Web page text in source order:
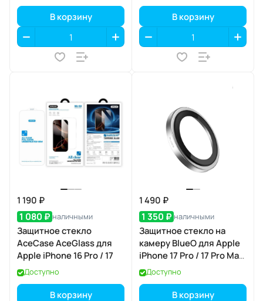
В корзину В корзину
1 190 ₽
1 080 ₽ наличными
Защитное стекло
AceCase AceGlass для
Apple iPhone 16 Pro / 17
Доступно
В корзину
1 490 ₽
1 350 ₽ наличными
Защитное стекло на
камеру BlueO для Apple
iPhone 17 Pro / 17 Pro Max,
Aluminium, 3 шт., Grey
(серый), с
аппликатором
Доступно
В корзину